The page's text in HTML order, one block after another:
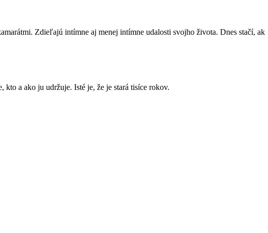
Zdieľajú intímne aj menej intímne udalosti svojho života. Dnes stačí, ak
a ako ju udržuje. Isté je, že je stará tisíce rokov.